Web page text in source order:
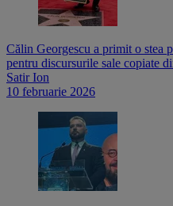
Călin Georgescu a primit o stea
pentru discursurile sale copiate
Satir Ion
10 februarie 2026